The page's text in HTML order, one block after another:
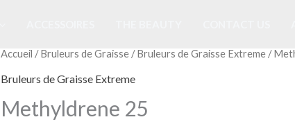
Accueil /Bruleurs de Graisse /Bruleurs de Graisse Extreme /
Bruleurs de Graisse Extreme
Methyldrene 25
quantité
de
25